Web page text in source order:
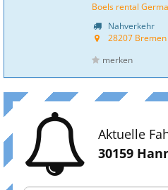
Boels rental
Nahverkehr
28207 Bremen
merken
Aktuelle
30159